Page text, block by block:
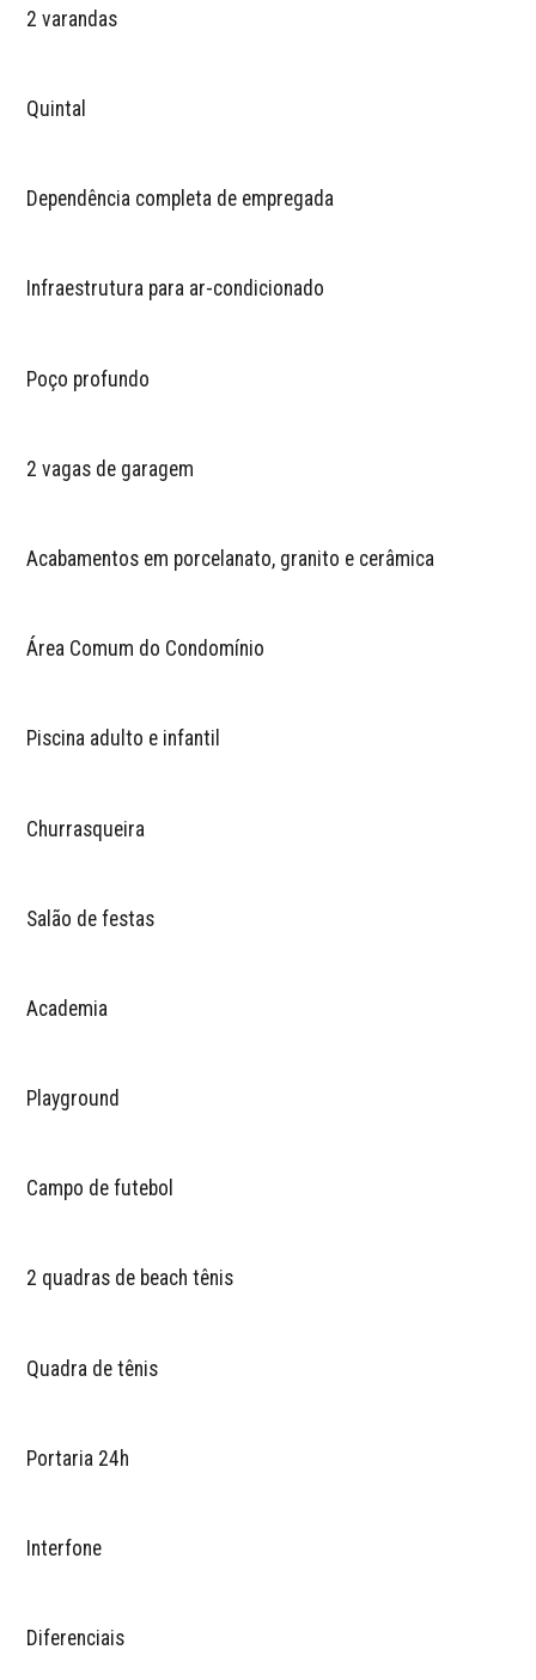
2 varandas
Quintal
Dependência completa de empregada
Infraestrutura para ar-condicionado
Poço profundo
2 vagas de garagem
Acabamentos em porcelanato, granito e cerâmica
Área Comum do Condomínio
Piscina adulto e infantil
Churrasqueira
Salão de festas
Academia
Playground
Campo de futebol
2 quadras de beach tênis
Quadra de tênis
Portaria 24h
Interfone
Diferenciais